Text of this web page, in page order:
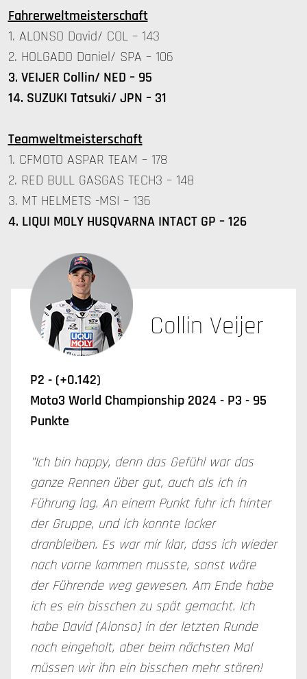
Fahrerweltmeisterschaft
1. ALONSO David/ COL – 143
2. HOLGADO Daniel/ SPA – 106
3. VEIJER Collin/ NED – 95
14. SUZUKI Tatsuki/ JPN – 31
Teamweltmeisterschaft
1. CFMOTO ASPAR TEAM – 178
2. RED BULL GASGAS TECH3 – 148
3. MT HELMETS -MSI – 136
4. LIQUI MOLY HUSQVARNA INTACT GP – 126
Collin Veijer
P2 - (+0.142)
Moto3 World Championship 2024 - P3 - 95
Punkte
"Ich bin happy, denn das Gefühl war das
ganze Rennen über gut, auch als ich in
Führung lag. An einem Punkt fuhr ich hinter
der Gruppe, und ich konnte locker
dranbleiben. Es war mir klar, dass ich wieder
nach vorne kommen musste, sonst wäre
der Führende weg gewesen. Am Ende habe
ich es ein bisschen zu spät gemacht. Ich
habe David [Alonso] in der letzten Runde
noch eingeholt, aber beim nächsten Mal
müssen wir ihn ein bisschen mehr stören!